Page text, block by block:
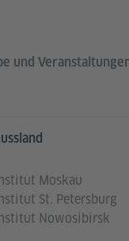
und
Moskau
St. Petersburg
Nowosibirsk